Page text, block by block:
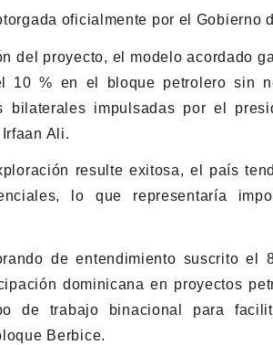
oficialmente por el Gobierno
del proyecto, el modelo acordado
10 % en el bloque petrolero sin
bilaterales impulsadas por el
Ali.
resulte exitosa, el país
lo que representaría
de entendimiento suscrito el
dominicana en proyectos
de trabajo binacional para
Berbice.